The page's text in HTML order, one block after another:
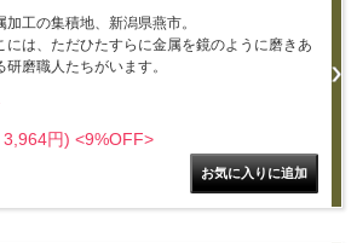
加工の集積地、新潟県燕市。
には、ただひたすらに金属を鏡のように磨きあ
研磨職人たちがいます。
円) <9%OFF>